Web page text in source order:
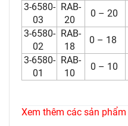
3-6580-
03
RAB-
20
0 – 20
3-6580-
02
RAB-
18
0 – 18
3-6580-
01
RAB-
10
0 – 10
Xem thêm các sản phẩm